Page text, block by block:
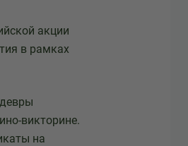
акции
в рамках
викторине.
на